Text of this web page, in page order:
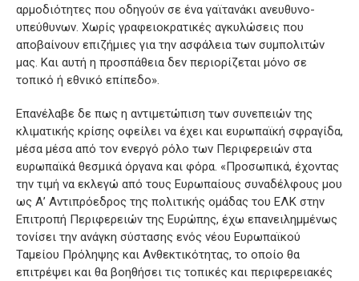
αρμοδιότητες που οδηγούν σε ένα γαϊτανάκι ανευθυνο-
υπεύθυνων. Χωρίς γραφειοκρατικές αγκυλώσεις που
αποβαίνουν επιζήμιες για την ασφάλεια των συμπολιτών
μας. Και αυτή η προσπάθεια δεν περιορίζεται μόνο σε
τοπικό ή εθνικό επίπεδο».
Επανέλαβε δε πως η αντιμετώπιση των συνεπειών της
κλιματικής κρίσης οφείλει να έχει και ευρωπαϊκή σφραγίδα,
μέσα μέσα από τον ενεργό ρόλο των Περιφερειών στα
ευρωπαϊκά θεσμικά όργανα και φόρα. «Προσωπικά, έχοντας
την τιμή να εκλεγώ από τους Ευρωπαίους συναδέλφους μου
ως Α’ Αντιπρόεδρος της πολιτικής ομάδας του ΕΛΚ στην
Επιτροπή Περιφερειών της Ευρώπης, έχω επανειλημμένως
τονίσει την ανάγκη σύστασης ενός νέου Ευρωπαϊκού
Ταμείου Πρόληψης και Ανθεκτικότητας, το οποίο θα
επιτρέψει και θα βοηθήσει τις τοπικές και περιφερειακές